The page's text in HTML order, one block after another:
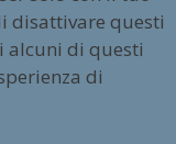
disattivare questi
alcuni di questi
di